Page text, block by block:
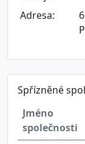
Adresa:
Spřízněné
Jméno
společnosti